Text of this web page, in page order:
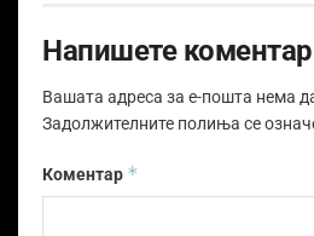
Напишете коментар
Вашата адреса за е-пошта нема
Задолжителните полиња се
Коментар *